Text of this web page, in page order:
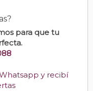
para que tu
y recibí